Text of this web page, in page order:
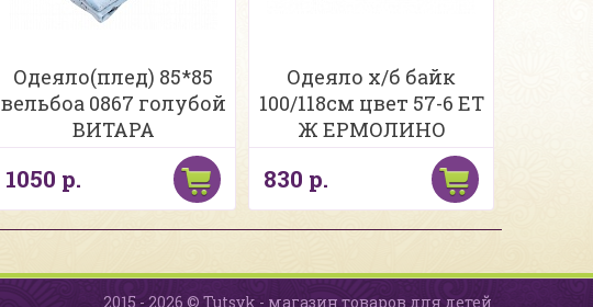
Одеяло(плед) 85*85
вельбоа 0867 голубой
ВИТАРА
1050 р.
Одеяло х/б байк
100/118см цвет 57-6 ЕТ
Ж ЕРМОЛИНО
830 р.
2015 - 2026 © Tutsyk - магазин товаров для детей